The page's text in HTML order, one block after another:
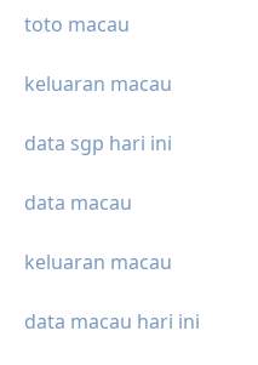
toto macau
keluaran macau
data sgp hari ini
data macau
keluaran macau
data macau hari ini